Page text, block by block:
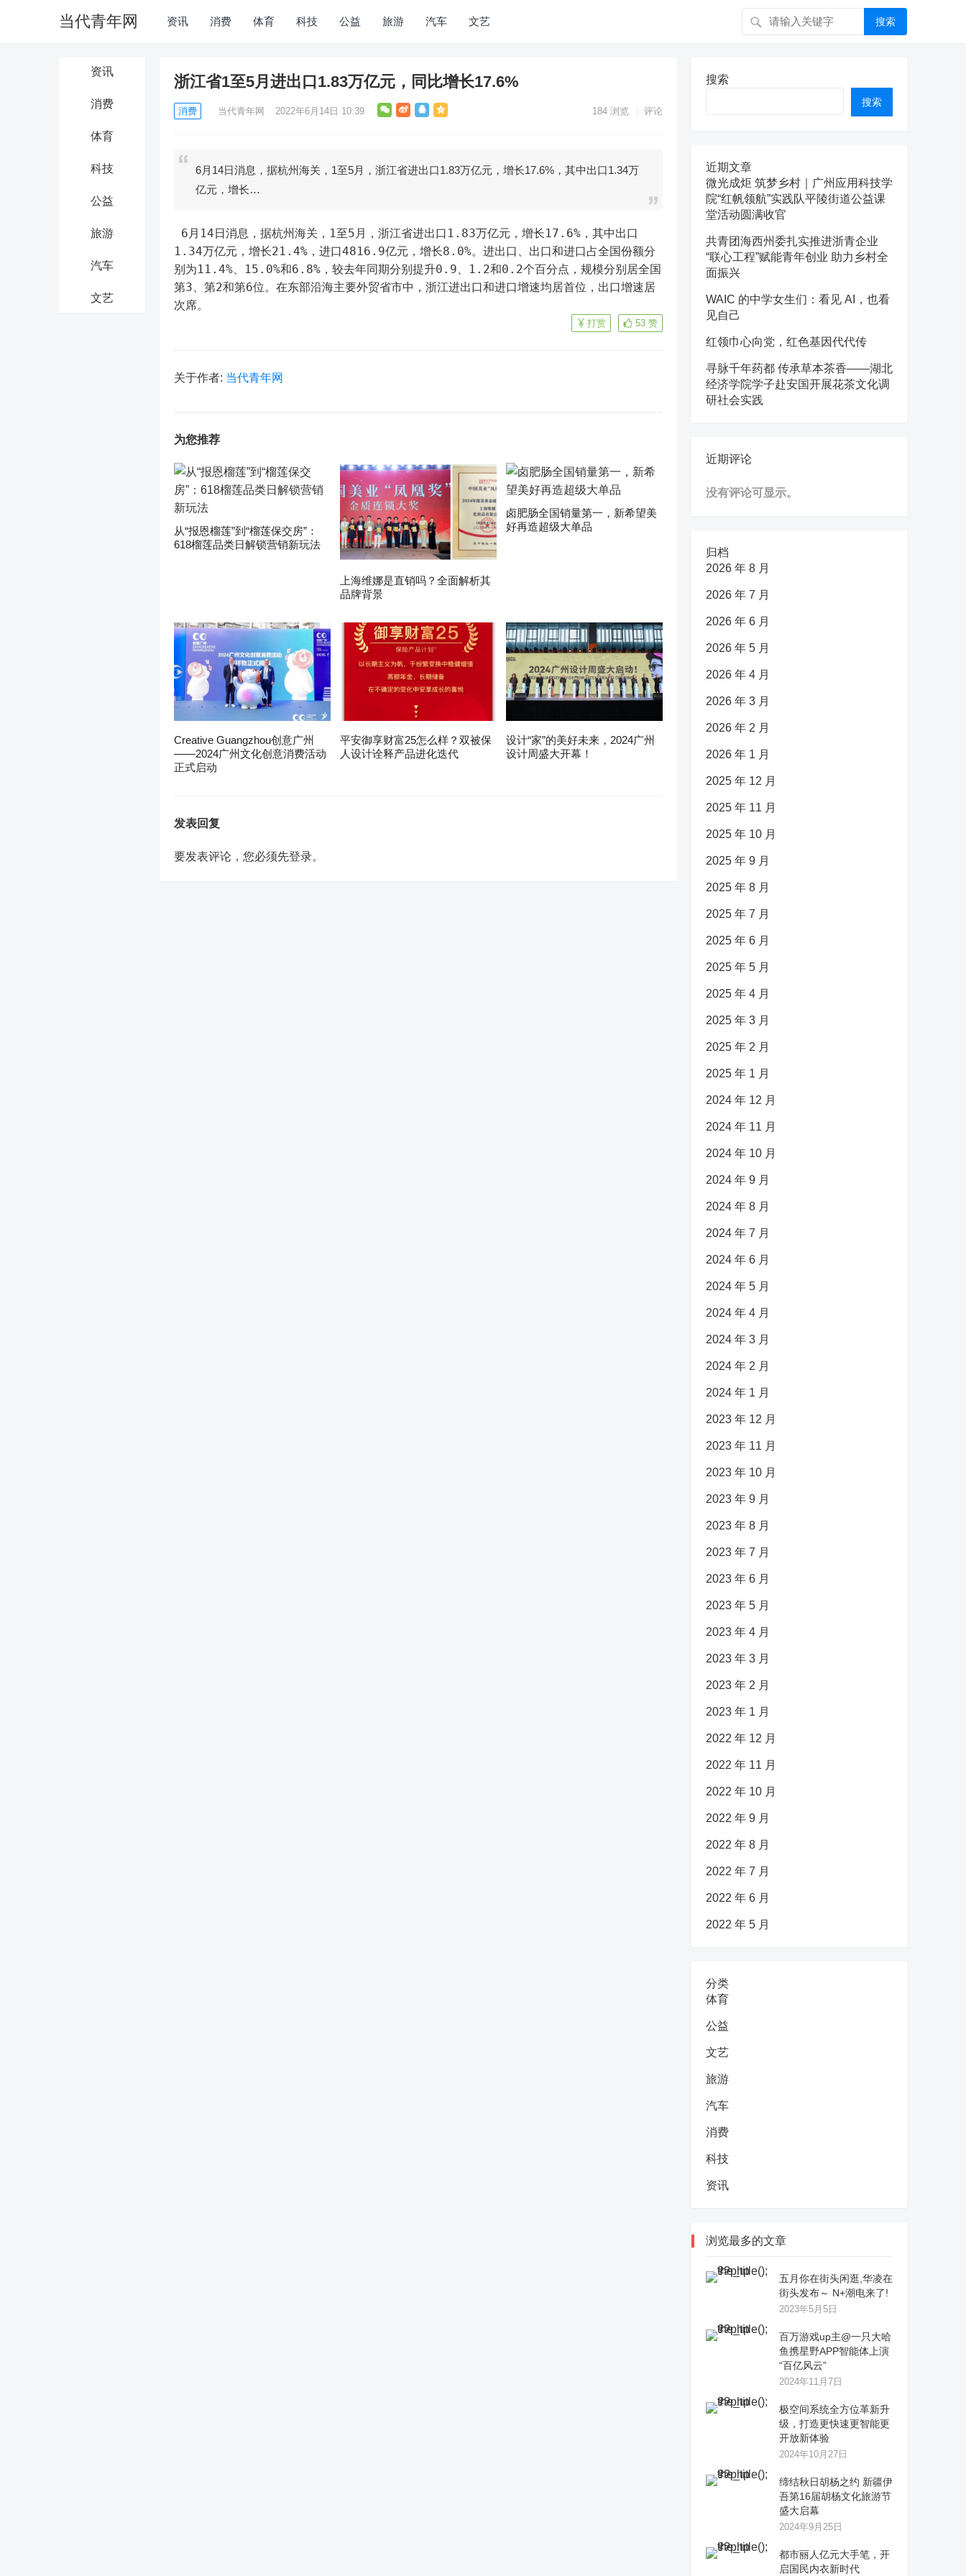
当代青年网 资讯 消费 体育 科技 公益 旅游 汽车 文艺 搜索
资讯
消费
体育
科技
公益
旅游
汽车
文艺
浙江省1至5月进出口1.83万亿元，同比增长17.6%
消费 当代青年网 2022年6月14日 10:39 184 浏览 评论
6月14日消息，据杭州海关，1至5月，浙江省进出口1.83万亿元，增长17.6%，其中出口1.34万
亿元，增长…
1.34万亿元，增长21.4%，进口4816.9亿元，增长8.0%。进出口、出口和进口占全国份额分
别为11.4%、15.0%和6.8%，较去年同期分别提升0.9、1.2和0.2个百分点，规模分别居全国
第3、第2和第6位。在东部沿海主要外贸省市中，浙江进出口和进口增速均居首位，出口增速居
次席。
53 赞
打赏
关于作者: 当代青年网
为您推荐
从“报恩榴莲”到“榴莲保交房”：
618榴莲品类日解锁营销新玩法
上海维娜是直销吗？全面解析其
品牌背景
卤肥肠全国销量第一，新希望美
好再造超级大单品
Creative Guangzhou创意广州
——2024广州文化创意消费活动
正式启动
平安御享财富25怎么样？双被保
人设计诠释产品进化迭代
设计“家”的美好未来，2024广州
设计周盛大开幕！
发表回复
要发表评论，您必须先登录。
搜索
搜索
近期文章
微光成炬 筑梦乡村｜广州应用科技学
院“红帆领航”实践队平陵街道公益课
堂活动圆满收官
共青团海西州委扎实推进浙青企业
“联心工程”赋能青年创业 助力乡村全
面振兴
WAIC 的中学女生们：看见 AI，也看
见自己
红领巾心向党，红色基因代代传
寻脉千年药都 传承草本茶香——湖北
经济学院学子赴安国开展花茶文化调
研社会实践
近期评论
没有评论可显示。
归档
2026 年 8 月
2026 年 7 月
2026 年 6 月
2026 年 5 月
2026 年 4 月
2026 年 3 月
2026 年 2 月
2026 年 1 月
2025 年 12 月
2025 年 11 月
2025 年 10 月
2025 年 9 月
2025 年 8 月
2025 年 7 月
2025 年 6 月
2025 年 5 月
2025 年 4 月
2025 年 3 月
2025 年 2 月
2025 年 1 月
2024 年 12 月
2024 年 11 月
2024 年 10 月
2024 年 9 月
2024 年 8 月
2024 年 7 月
2024 年 6 月
2024 年 5 月
2024 年 4 月
2024 年 3 月
2024 年 2 月
2024 年 1 月
2023 年 12 月
2023 年 11 月
2023 年 10 月
2023 年 9 月
2023 年 8 月
2023 年 7 月
2023 年 6 月
2023 年 5 月
2023 年 4 月
2023 年 3 月
2023 年 2 月
2023 年 1 月
2022 年 12 月
2022 年 11 月
2022 年 10 月
2022 年 9 月
2022 年 8 月
2022 年 7 月
2022 年 6 月
2022 年 5 月
分类
体育
公益
文艺
旅游
汽车
消费
科技
资讯
浏览最多的文章
五月你在街头闲逛,华凌在
街头发布～ N+潮电来了!
2023年5月5日
百万游戏up主@一只大哈
鱼携星野APP智能体上演
“百亿风云”
2024年11月7日
极空间系统全方位革新升
级，打造更快速更智能更
开放新体验
2024年10月27日
缔结秋日胡杨之约 新疆伊
吾第16届胡杨文化旅游节
盛大启幕
2024年9月25日
都市丽人亿元大手笔，开
启国民内衣新时代